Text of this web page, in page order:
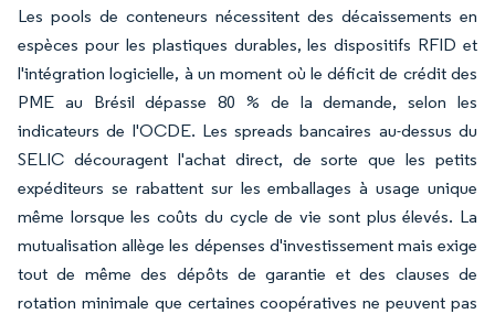
Les pools de conteneurs nécessitent des décaissements en
espèces pour les plastiques durables, les dispositifs RFID et
l'intégration logicielle, à un moment où le déficit de crédit des
PME au Brésil dépasse 80 % de la demande, selon les
indicateurs de l'OCDE. Les spreads bancaires au-dessus du
SELIC découragent l'achat direct, de sorte que les petits
expéditeurs se rabattent sur les emballages à usage unique
même lorsque les coûts du cycle de vie sont plus élevés. La
mutualisation allège les dépenses d'investissement mais exige
tout de même des dépôts de garantie et des clauses de
rotation minimale que certaines coopératives ne peuvent pas